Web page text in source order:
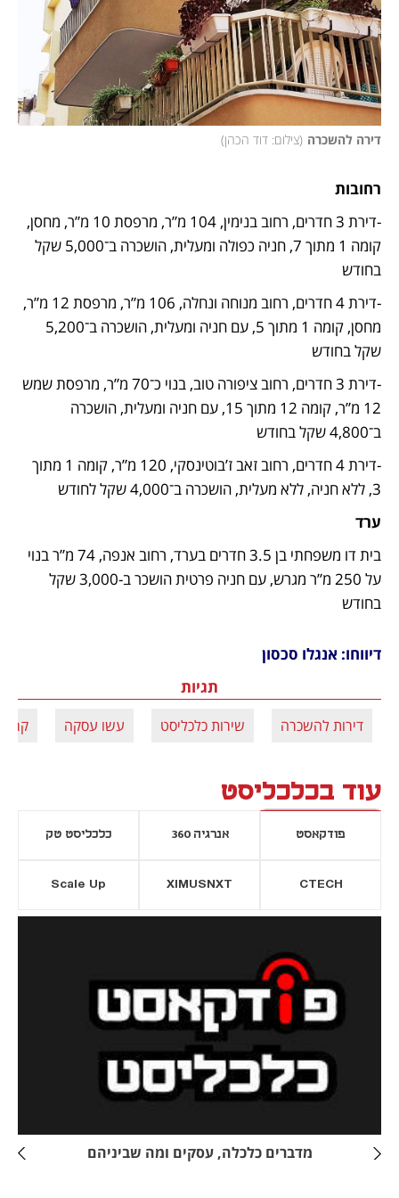
דירה להשכרה (צילום: דוד הכהן)
רחובות
בחודש
שקל בחודש
ב־4,800 שקל בחודש
3, ללא חניה, ללא מעלית, הושכרה ב־4,000 שקל לחודש
ערד
בחודש
דיווחו: אנגלו סכסון
תגיות
דירות להשכרה שירות כלכליסט עשו עסקה
עוד בכלכליסט
פודקאסט אנרגיה 360 כלכליסט טק
CTECH
XIMUSNXT
Scale Up
נפתח בכרטיסייה חדשה
מדברים כלכלה, עסקים ומה שביניהם
חדשה